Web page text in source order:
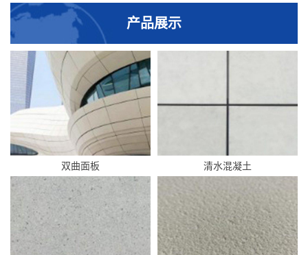
产品展示
双曲面板 清水混凝土